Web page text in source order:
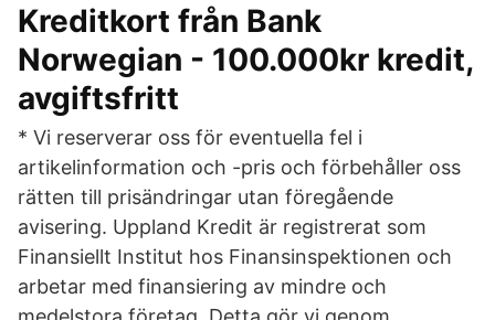
Kreditkort från Bank
Norwegian - 100.000kr kredit,
avgiftsfritt
* Vi reserverar oss för eventuella fel i
artikelinformation och -pris och förbehåller oss
rätten till prisändringar utan föregående
avisering. Uppland Kredit är registrerat som
Finansiellt Institut hos Finansinspektionen och
arbetar med finansiering av mindre och